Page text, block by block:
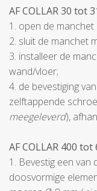
AF COLLAR 30 tot
1. open de
2. sluit de manchet
3. installeer de
wand/vloer;
4. de bevestiging
zelftappende
meegeleverd),
AF COLLAR 400 tot
1. Bevestig een
doosvormige